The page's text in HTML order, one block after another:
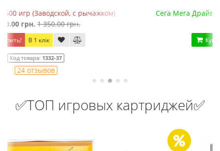
Сега Мега Драйв ONE (ОРИГИНАЛЬНОЕ качество!)
Купить!
✅ТОП игровых картриджей✅